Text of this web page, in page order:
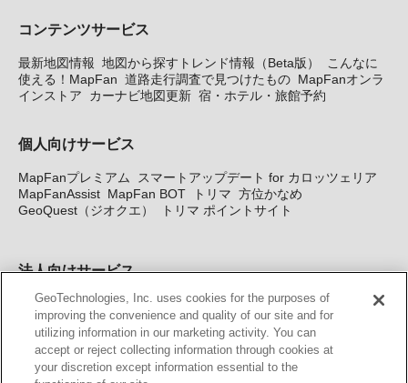
コンテンツサービス
最新地図情報 地図から探すトレンド情報（Beta版）
こんなに
使える！MapFan 道路走行調査で見つけたもの MapFanオンラ
インストア
カーナビ地図更新 宿・ホテル・旅館予約
個人向けサービス
MapFanプレミアム
スマートアップデート for カロッツェリア
MapFanAssist MapFan BOT トリマ 方位かなめ
GeoQuest（ジオクエ）
トリマ ポイントサイト
法人向けサービス
法人向け地図・位置情報サービス WEBサイト・システム向け地
図API Windows PC向け地図開発キット MapFan DB 住所確認
サービス
MAP WORLD+ トリマ広告 Geo-Research
GeoTechnologies, Inc. uses cookies for the purposes of
improving the convenience and quality of our site and for
utilizing information in our marketing activity. You can
accept or reject collecting information through cookies at
your discretion except information essential to the